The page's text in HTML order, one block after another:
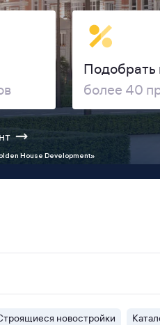
Подобрать
более 40
House Development»
новостройки